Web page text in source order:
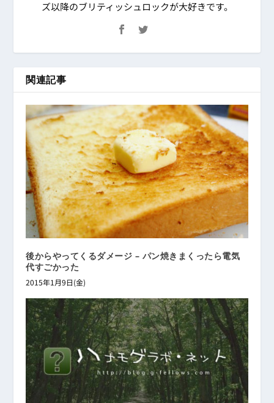
ズ以降のブリティッシュロックが大好きです。
関連記事
後からやってくるダメージ – パン焼きまくったら電気
代すごかった
2015年1月9日(金)